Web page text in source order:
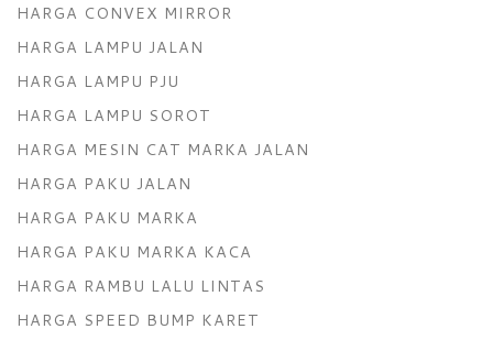
HARGA CONVEX MIRROR
HARGA LAMPU JALAN
HARGA LAMPU PJU
HARGA LAMPU SOROT
HARGA MESIN CAT MARKA JALAN
HARGA PAKU JALAN
HARGA PAKU MARKA
HARGA PAKU MARKA KACA
HARGA RAMBU LALU LINTAS
HARGA SPEED BUMP KARET